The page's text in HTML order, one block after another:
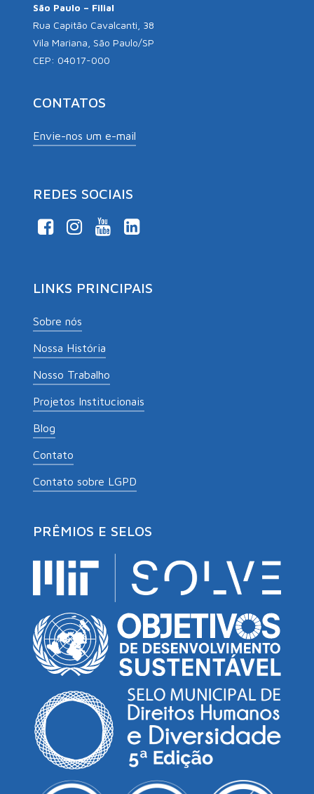
São Paulo – Filial
Rua Capitão Cavalcanti, 38
Vila Mariana, São Paulo/SP
CEP: 04017-000
CONTATOS
Envie-nos um e-mail
REDES SOCIAIS
LINKS PRINCIPAIS
Sobre nós
Nossa História
Nosso Trabalho
Projetos Institucionais
Blog
Contato
Contato sobre LGPD
PRÊMIOS E SELOS